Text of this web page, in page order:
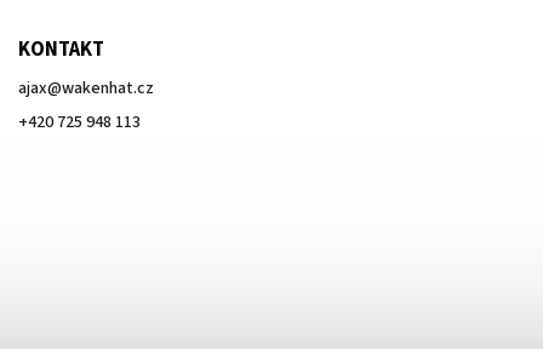
KONTAKT
ajax@wakenhat.cz
+420 725 948 113